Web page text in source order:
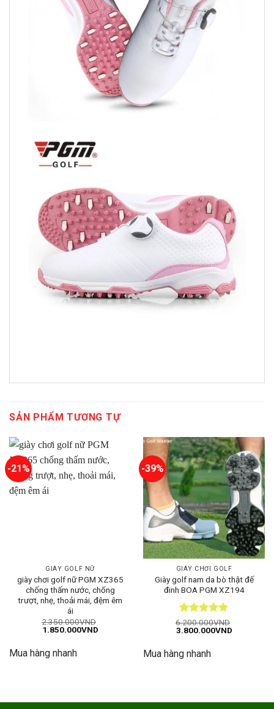
SẢN PHẨM TƯƠNG TỰ
-21%
GIÀY GOLF NỮ
giày chơi golf nữ PGM XZ365
chống thấm nước, chống
trượt, nhẹ, thoải mái, đệm êm
ái
2.350.000VND
Giá
2.350.000VND.
1.850.000VNDGiá
Mua hàng nhanh
-39%
GIÀY CHƠI GOLF
Giày golf nam da bò thật đế
đinh BOA PGM XZ194
Được xếp
hạng55
6.200.000VND
Giá
6.200.000VND.
3.800.000VNDGiá
Mua hàng nhanh